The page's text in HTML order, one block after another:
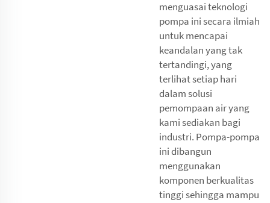
menguasai teknologi
pompa ini secara ilmiah
untuk mencapai
keandalan yang tak
tertandingi, yang
terlihat setiap hari
dalam solusi
pemompaan air yang
kami sediakan bagi
industri. Pompa-pompa
ini dibangun
menggunakan
komponen berkualitas
tinggi sehingga mampu